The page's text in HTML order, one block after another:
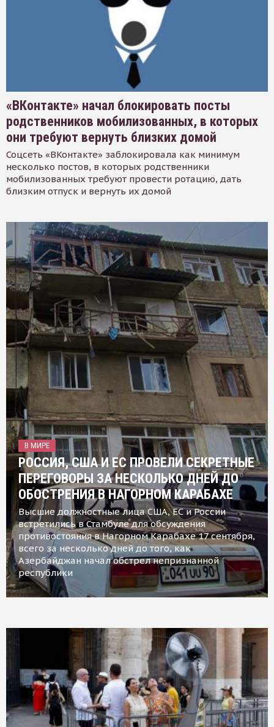
«ВКонтакте» начал блокировать посты
родственников мобилизованных, в которых
они требуют вернуть близких домой
Соцсеть «ВКонтакте» заблокировала как минимум
несколько постов, в которых родственники
мобилизованных требуют провести ротацию, дать
близким отпуск и вернуть их домой
В МИРЕ
РОССИЯ, США И ЕС ПРОВЕЛИ СЕКРЕТНЫЕ
ПЕРЕГОВОРЫ ЗА НЕСКОЛЬКО ДНЕЙ ДО
ОБОСТРЕНИЯ В НАГОРНОМ КАРАБАХЕ
Высшие должностные лица США, ЕС и России
встретились в Стамбуле для обсуждения
противостояния в Нагорном Карабахе 17 сентября,
всего за несколько дней до того, как
Азербайджан начал обстрел непризнанной
республики